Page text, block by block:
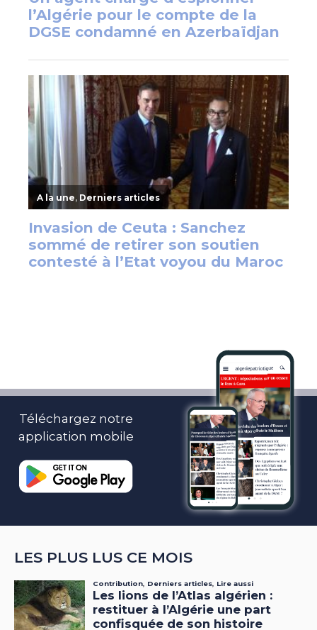
Téléchargez notre
application mobile
LES PLUS LUS CE MOIS